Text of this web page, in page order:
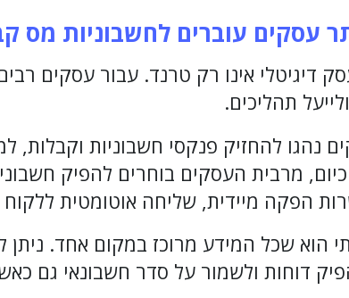
עסקים עוברים לחשבוניות מס
דיגיטלי אינו רק טרנד. עבור עסקים
תהליכים.
נהגו להחזיק פנקסי חשבוניות וקבלות,
כיום, מרבית העסקים בוחרים להפיק
הפקה מיידית, שליחה אוטומטית
הוא שכל המידע מרוכז במקום אחד.
דוחות ולשמור על סדר חשבונאי גם